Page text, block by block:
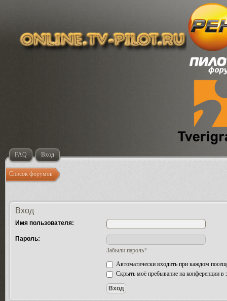
FAQ Вход
Список форумов
Вход
Имя пользователя:
Пароль:
Забыли пароль?
Автоматически входить при каждом
Скрыть моё пребывание на конференции в